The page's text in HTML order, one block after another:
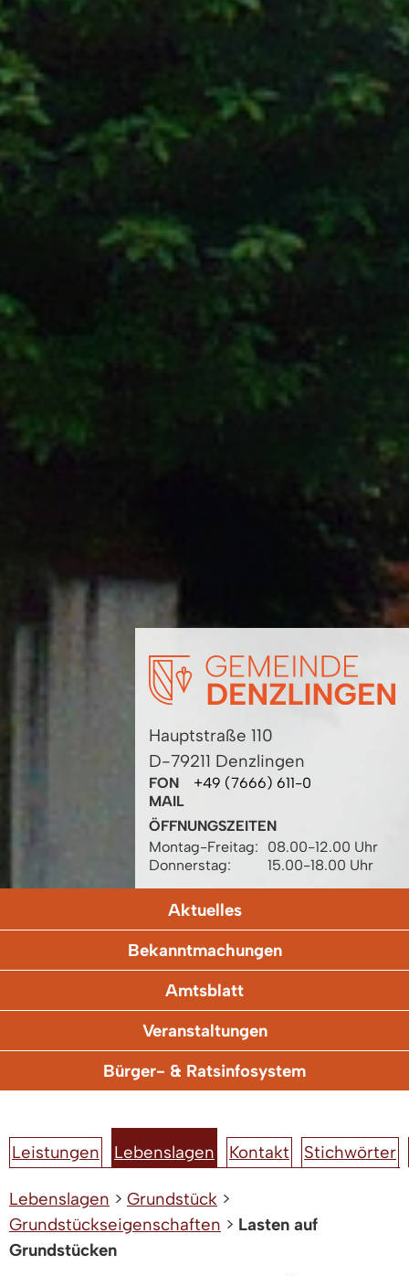
Hauptstraße 110
D-79211 Denzlingen
FON
+49 (7666) 611-0
MAIL
ÖFFNUNGSZEITEN
Montag-Freitag:
08.00-12.00 Uhr
Donnerstag:
15.00-18.00 Uhr
Aktuelles
Bekanntmachungen
Amtsblatt
Veranstaltungen
Bürger- & Ratsinfosystem
Leistungen Lebenslagen Kontakt Stichwörter
Lebenslagen > Grundstück >
Grundstückseigenschaften > Lasten auf
Grundstücken